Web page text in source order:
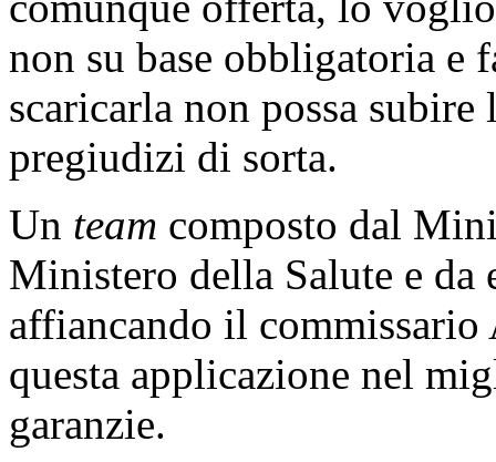
non su base obbligatoria e
scaricarla non possa
pregiudizi di sorta.
Un team composto dal
Ministero della Salute e da
affiancando il
questa applicazione nel
garanzie.